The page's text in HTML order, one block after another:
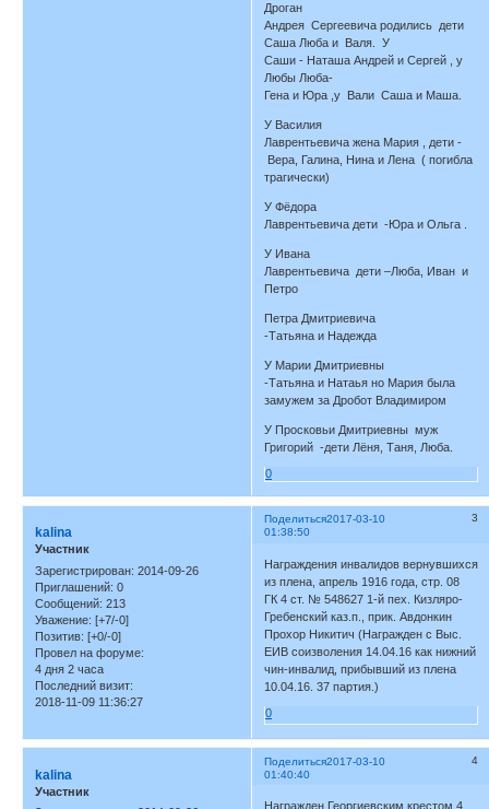
Дроган
Андрея Сергеевича родились дети
Саша Люба и Валя. У
Саши - Наташа Андрей и Сергей , у
Любы Люба-
Гена и Юра ,у Вали Саша и Маша.
У Василия
Лаврентьевича жена Мария , дети -
Вера, Галина, Нина и Лена ( погибла
трагически)
У Фёдора
Лаврентьевича дети -Юра и Ольга .
У Ивана
Лаврентьевича дети –Люба, Иван и
Петро
Петра Дмитриевича
-Татьяна и Надежда
У Марии Дмитриевны
-Татьяна и Натаья но Мария была
замужем за Дробот Владимиром
У Просковьи Дмитриевны муж
Григорий -дети Лёня, Таня, Люба.
0
Поделиться 3
2017-03-10
01:38:50
kalina
Участник
Зарегистрирован: 2014-09-26
Приглашений: 0
Сообщений: 213
Уважение: [+7/-0]
Позитив: [+0/-0]
Провел на форуме:
4 дня 2 часа
Последний визит:
2018-11-09 11:36:27
Награждения инвалидов вернувшихся
из плена, апрель 1916 года, стр. 08
ГК 4 ст. № 548627 1-й пех. Кизляро-
Гребенский каз.п., прик. Авдонкин
Прохор Никитич (Награжден с Выс.
ЕИВ соизволения 14.04.16 как нижний
чин-инвалид, прибывший из плена
10.04.16. 37 партия.)
0
Поделиться 4
2017-03-10
01:40:40
kalina
Участник
Награжден Георгиевским крестом 4